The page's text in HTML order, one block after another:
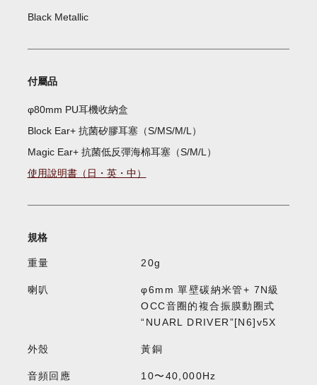
Black Metallic
付屬品
φ80mm PU耳機收納盒
Block Ear+ 抗菌矽膠耳塞（S/MS/M/L）
Magic Ear+ 抗菌低反彈海棉耳塞（S/M/L）
使用說明書（日・英・中）
規格
重量 20g
喇叭
φ6mm 單壁碳納米管+ 7N級
OCC音圈的複合振膜動圈式
“NUARL DRIVER”[N6]v5X
外殼 黃銅
音頻回應 10〜40,000Hz